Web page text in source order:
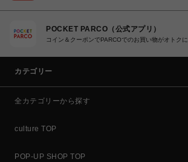
POCKET PARCO（公式アプリ）
コイン＆クーポンでPARCOでのお買い物がオトクに
カテゴリー
全カテゴリーから探す
culture TOP
POP-UP SHOP TOP